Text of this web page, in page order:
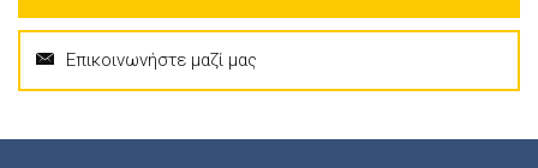
Επικοινωνήστε μαζί μας